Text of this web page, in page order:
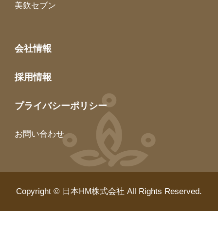
美飲セブン
会社情報
採用情報
プライバシーポリシー
お問い合わせ
Copyright © 日本HM株式会社 All Rights Reserved.